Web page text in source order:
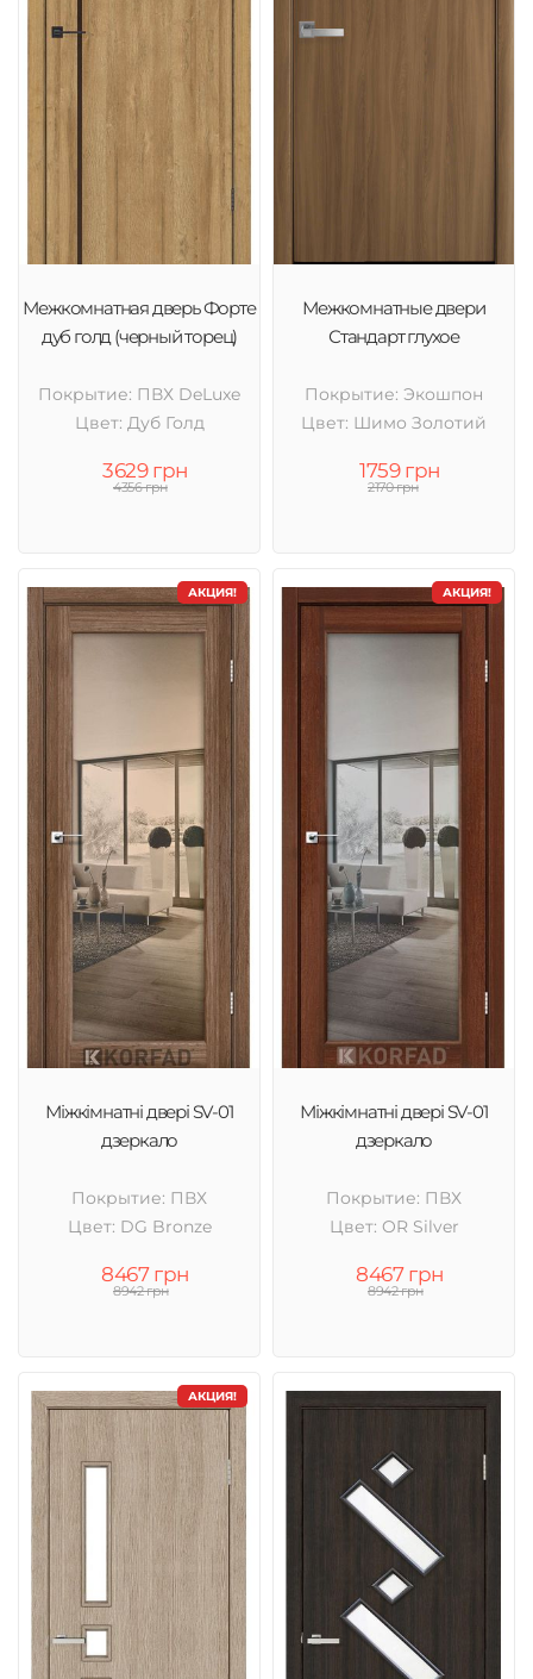
Межкомнатная дверь Форте
дуб голд (черный торец)
Покрытие: ПВХ DeLuxe
Цвет: Дуб Голд
3629 грн
4356 грн
Межкомнатные двери
Стандарт глухое
Покрытие: Экошпон
Цвет: Шимо Золотий
1759 грн
2170 грн
АКЦИЯ!
Міжкімнатні двері SV-01
дзеркало
Покрытие: ПВХ
Цвет: DG Bronze
8467 грн
8942 грн
АКЦИЯ!
Міжкімнатні двері SV-01
дзеркало
Покрытие: ПВХ
Цвет: OR Silver
8467 грн
8942 грн
АКЦИЯ!